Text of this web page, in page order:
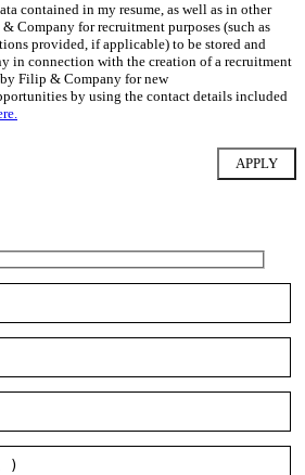
contained in my resume, as well as in other
Company for recruitment purposes (such as
provided, if applicable) to be stored and
in connection with the creation of a recruitment
Filip & Company for new
by using the contact details included